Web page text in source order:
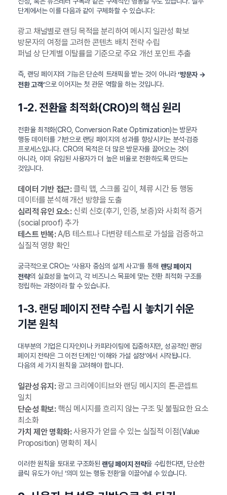
단계에서는 이를 다음과 같이 구체화할 수 있습니다:
광고 채널별로 랜딩 목적을 분리하여 메시지 일관성 확보
방문자의 여정을 고려한 콘텐츠 배치 전략 수립
퍼널 상 단계별 이탈률을 기준으로 주요 개선 포인트 추출
즉, 랜딩 페이지의 기능은 단순히 트래픽을 받는 것이 아니라‘방문자 →
전환 고객’으로 이어지는 첫 관문 역할을 하는 것입니다.
1-2. 전환율 최적화(CRO)의 핵심 원리
전환율 최적화(CRO, Conversion Rate Optimization)는 방문자
행동 데이터를 기반으로 랜딩 페이지의 성과를 향상시키는 분석·검증
프로세스입니다. CRO의 목적은 더 많은 방문자를 끌어오는 것이
아니라, 이미 유입된 사용자가 더 높은 비율로 전환하도록 만드는
것입니다.
데이터 기반 접근:클릭 맵, 스크롤 깊이, 체류 시간 등 행동
데이터를 분석해 개선 방향을 도출
심리적 유인 요소:신뢰 신호(후기, 인증, 보증)와 사회적 증거
(social proof) 추가
테스트 반복:A/B 테스트나 다변량 테스트로 가설을 검증하고
실질적 영향 확인
궁극적으로 CRO는 ‘사용자 중심의 설계 사고’를 통해 랜딩 페이지
전략의 실효성을 높이고, 각 비즈니스 목표에 맞는 전환 최적화 구조를
정립하는 과정이라 할 수 있습니다.
1-3. 랜딩 페이지 전략 수립 시 놓치기 쉬운
기본 원칙
대부분의 기업은 디자인이나 카피라이팅에 집중하지만, 성공적인 랜딩
페이지 전략은 그 이전 단계인 ‘이해와 가설 설정’에서 시작됩니다.
다음의 세 가지 원칙을 고려해야 합니다.
일관성 유지:광고 크리에이티브와 랜딩 메시지의 톤·콘셉트
일치
단순성 확보:핵심 메시지를 흐리지 않는 구조 및 불필요한 요소
최소화
가치 제안 명확화:사용자가 얻을 수 있는 실질적 이점(Value
Proposition) 명확히 제시
이러한 원칙을 토대로 구조화된 랜딩 페이지 전략을 수립한다면, 단순한
클릭 유도가 아닌 ‘의미 있는 행동 전환’을 이끌어낼 수 있습니다.